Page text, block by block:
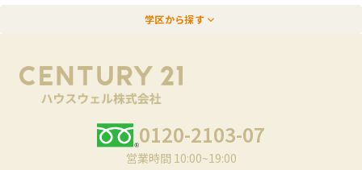
学区から探す
0120-2103-07
営業時間 10:00~19:00